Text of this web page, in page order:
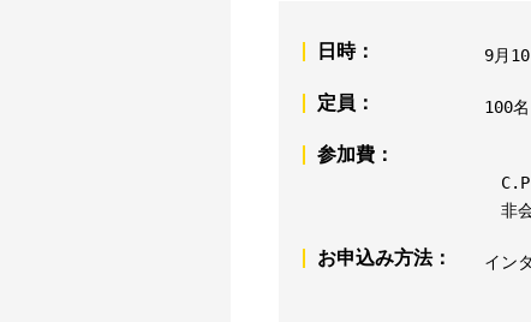
日時： 9月
定員： 100名
参加費：
非
お申込み方法： イン